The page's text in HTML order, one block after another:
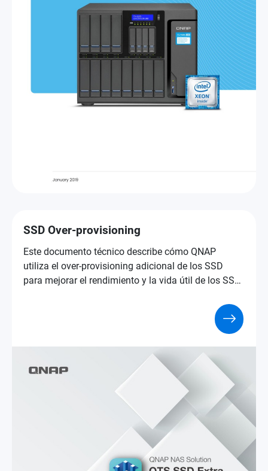
SSD Over-provisioning
Este documento técnico describe cómo QNAP
utiliza el over-provisioning adicional de los SSD
para mejorar el rendimiento y la vida útil de los SSD